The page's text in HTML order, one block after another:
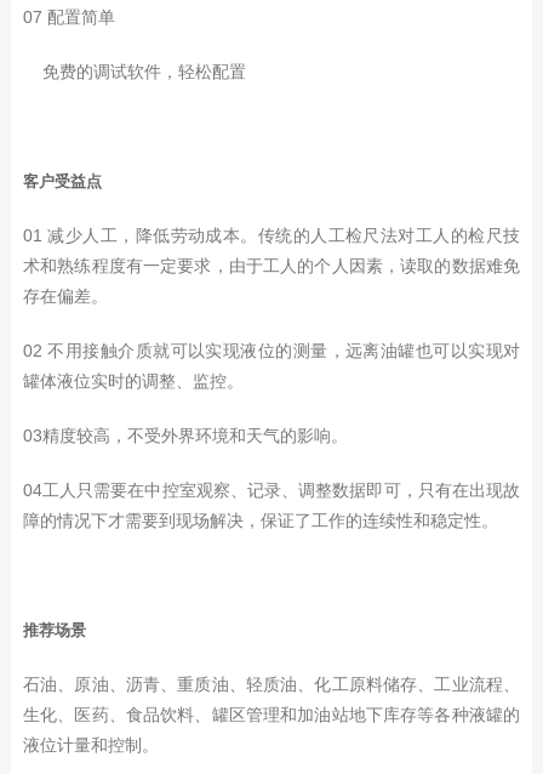
07 配置简单
免费的调试软件，轻松配置
客户受益点
01 减少人工，降低劳动成本。传统的人工检尺法对工人的检尺技
术和熟练程度有一定要求，由于工人的个人因素，读取的数据难免
存在偏差。
02 不用接触介质就可以实现液位的测量，远离油罐也可以实现对
罐体液位实时的调整、监控。
03精度较高，不受外界环境和天气的影响。
04工人只需要在中控室观察、记录、调整数据即可，只有在出现故
障的情况下才需要到现场解决，保证了工作的连续性和稳定性。
推荐场景
石油、原油、沥青、重质油、轻质油、化工原料储存、工业流程、
生化、医药、食品饮料、罐区管理和加油站地下库存等各种液罐的
液位计量和控制。